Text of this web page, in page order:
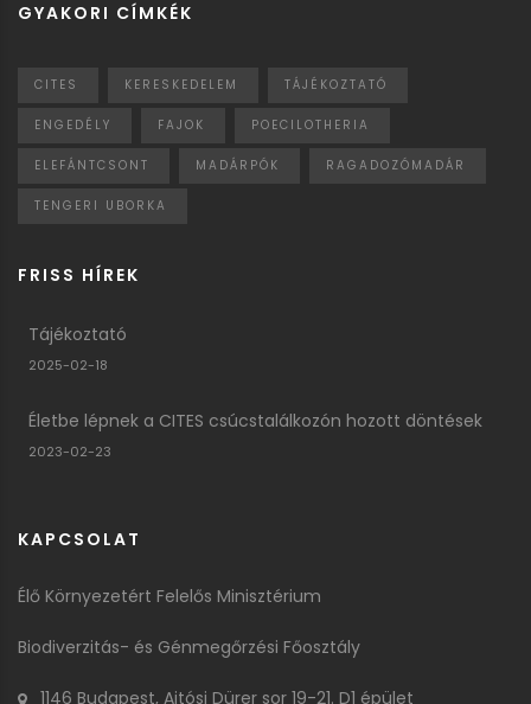
GYAKORI CÍMKÉK
CITES KERESKEDELEM TÁJÉKOZTATÓ
ENGEDÉLY FAJOK POECILOTHERIA
ELEFÁNTCSONT MADÁRPÓK RAGADOZÓMADÁR
TENGERI UBORKA
FRISS HÍREK
Tájékoztató
2025-02-18
Életbe lépnek a CITES csúcstalálkozón hozott döntések
2023-02-23
KAPCSOLAT
Élő Környezetért Felelős Minisztérium
Biodiverzitás- és Génmegőrzési Főosztály
1146 Budapest, Ajtósi Dürer sor 19-21. D1 épület